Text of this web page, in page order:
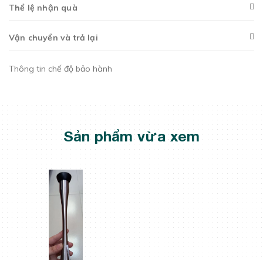
Thể lệ nhận quà
Vận chuyển và trả lại
Thông tin chế độ bảo hành
Sản phẩm vừa xem